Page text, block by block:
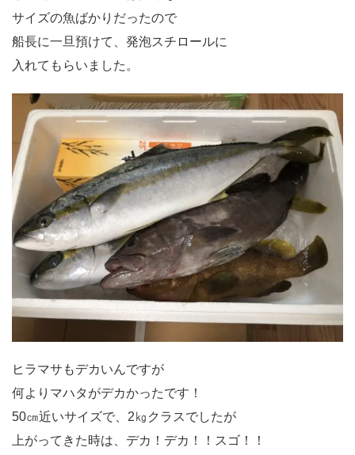
サイズの魚ばかりだったので
船長に一旦預けて、発泡スチロールに
入れてもらいました。
ヒラマサもデカいんですが
何よりマハタがデカかったです！
50㎝近いサイズで、2㎏クラスでしたが
上がってきた時は、デカ！デカ！！スゴ！！